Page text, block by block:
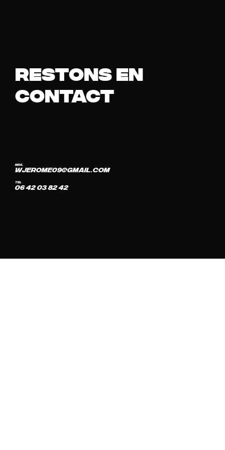
restons en
contact
mail
wjerome09@gmail.com
tel
06 42 03 82 42